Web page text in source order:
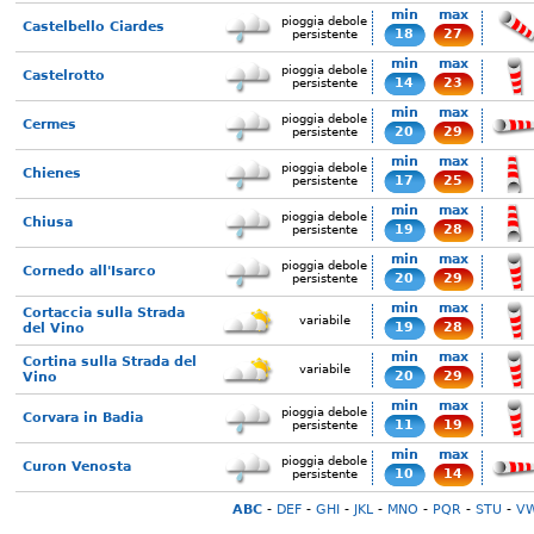
Castelbello Ciardes
pioggia debole
persistente
min
18
max
27
Castelrotto
pioggia debole
persistente
min
14
max
23
Cermes
pioggia debole
persistente
min
20
max
29
Chienes
pioggia debole
persistente
min
17
max
25
Chiusa
pioggia debole
persistente
min
19
max
28
Cornedo all'Isarco
pioggia debole
persistente
min
20
max
29
Cortaccia sulla Strada
del Vino
variabile
min
19
max
28
Cortina sulla Strada del
Vino
variabile
min
20
max
29
Corvara in Badia
pioggia debole
persistente
min
11
max
19
Curon Venosta
pioggia debole
persistente
min
10
max
14
ABC- DEF- GHI- JKL- MNO - PQR - STU -